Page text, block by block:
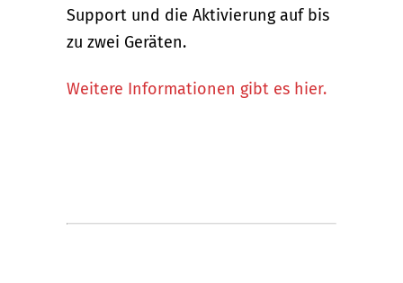
Support und die Aktivierung auf bis
zu zwei Geräten.
Weitere Informationen gibt es hier.